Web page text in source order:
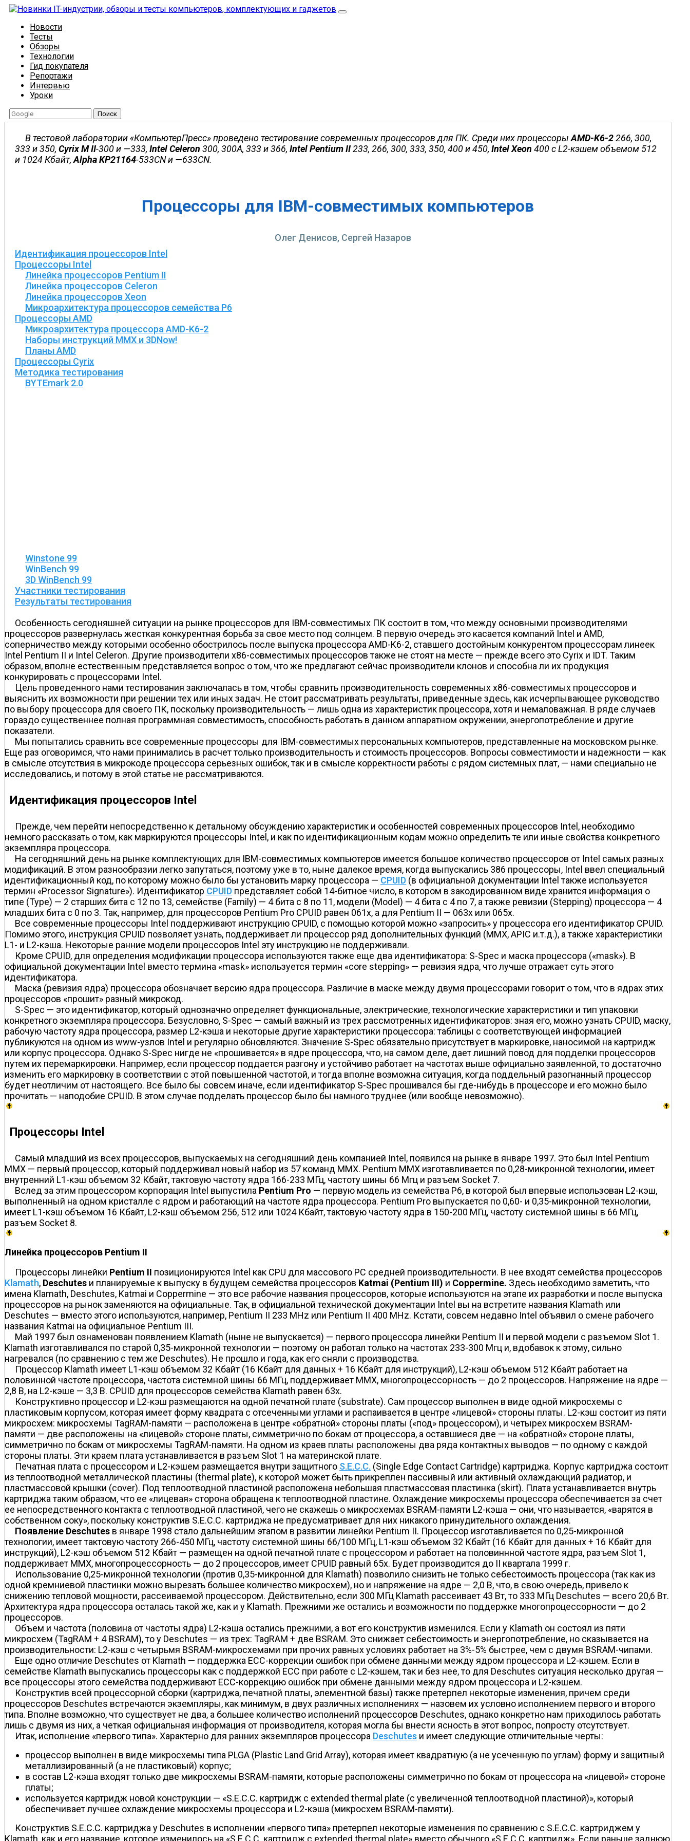
Новости
Тесты
Обзоры
Технологии
Гид покупателя
Репортажи
Интервью
Уроки
Поиск
В тестовой лаборатории «КомпьютерПресс» проведено тестирование современных процессоров для ПК. Среди них процессорыAMD-K6-2266, 300,
333 и 350, Cyrix M II-300 и —333, Intel Celeron 300, 300A, 333 и 366, Intel Pentium II233, 266, 300, 333, 350, 400 и 450, Intel Xeon 400 с L2-кэшем объемом 512
и 1024 Кбайт,Alpha KP21164-533CN и —633CN.
Процессоры для IBM-совместимых компьютеров
Олег Денисов, Сергей Назаров
Идентификация процессоров Intel
Процессоры Intel
Линейка процессоров Pentium II
Линейка процессоров Celeron
Линейка процессоров Xeon
Микроархитектура процессоров семейства P6
Процессоры AMD
Микроархитектура процессора AMD-K6-2
Наборы инструкций MMX и 3DNow!
Планы AMD
Процессоры Cyrix
Методика тестирования
BYTEmark 2.0
Winstone 99
WinBench 99
3D WinBench 99
Участники тестирования
Результаты тестирования
Особенность сегодняшней ситуации на рынке процессоров для IBM-совместимых ПК состоит в том, что между основными производителями
процессоров развернулась жесткая конкурентная борьба за свое место под солнцем. В первую очередь это касается компаний Intel и AMD,
соперничество между которыми особенно обострилось после выпуска процессора AMD-K6-2, ставшего достойным конкурентом процессорам линеек
Intel Pentium II и Intel Celeron. Другие производители x86-совместимых процессоров также не стоят на месте — прежде всего это Cyrix и IDT. Таким
образом, вполне естественным представляется вопрос о том, что же предлагают сейчас производители клонов и способна ли их продукция
конкурировать с процессорами Intel.
Цель проведенного нами тестирования заключалась в том, чтобы сравнить производительность современных x86-совместимых процессоров и
выяснить их возможности при решении тех или иных задач. Не стоит рассматривать результаты, приведенные здесь, как исчерпывающее руководство
по выбору процессора для своего ПК, поскольку производительность — лишь одна из характеристик процессора, хотя и немаловажная. В ряде случаев
гораздо существеннее полная программная совместимость, способность работать в данном аппаратном окружении, энергопотребление и другие
показатели.
Мы попытались сравнить все современные процессоры для IBM-совместимых персональных компьютеров, представленные на московском рынке.
Еще раз оговоримся, что нами принимались в расчет только производительность и стоимость процессоров. Вопросы совместимости и надежности — как
в смысле отсутствия в микрокоде процессора серьезных ошибок, так и в смысле корректности работы с рядом системных плат, — нами специально не
исследовались, и потому в этой статье не рассматриваются.
Идентификация процессоров Intel
Прежде, чем перейти непосредственно к детальному обсуждению характеристик и особенностей современных процессоров Intel, необходимо
немного рассказать о том, как маркируются процессоры Intel, и как по идентификационным кодам можно определить те или иные свойства конкретного
экземпляра процессора.
На сегодняшний день на рынке комплектующих для IBM-совместимых компьютеров имеется большое количество процессоров от Intel самых разных
модификаций. В этом разнообразии легко запутаться, поэтому уже в то, ныне далекое время, когда выпускались 386 процессоры, Intel ввел специальный
идентификационный код, по которому можно было бы установить марку процессора — CPUID (в официальной документации Intel также используется
термин «Processor Signature»). Идентификатор CPUID представляет собой 14-битное число, в котором в закодированном виде хранится информация о
типе (Type) — 2 старших бита с 12 по 13, семействе (Family) — 4 бита с 8 по 11, модели (Model) — 4 бита с 4 по 7, а также ревизии (Stepping) процессора — 4
младших бита с 0 по 3. Так, например, для процессоров Pentium Pro CPUID равен 061x, а для Pentium II — 063x или 065x.
Все современные процессоры Intel поддерживают инструкцию CPUID, с помощью которой можно «запросить» у процессора его идентификатор CPUID.
Помимо этого, инструкция CPUID позволяет узнать, поддерживает ли процессор ряд дополнительных функций (MMX, APIC и.т.д.), а также характеристики
L1- и L2-кэша. Некоторые ранние модели процессоров Intel эту инструкцию не поддерживали.
Кроме CPUID, для определения модификации процессора используются также еще два идентификатора: S-Spec и маска процессора («mask»). В
официальной документации Intel вместо термина «mask» используется термин «core stepping» — ревизия ядра, что лучше отражает суть этого
идентификатора.
Маска (ревизия ядра) процессора обозначает версию ядра процессора. Различие в маске между двумя процессорами говорит о том, что в ядрах этих
процессоров «прошит» разный микрокод.
S-Spec — это идентификатор, который однозначно определяет функциональные, электрические, технологические характеристики и тип упаковки
конкретного экземпляра процессора. Безусловно, S-Spec — самый важный из трех рассмотренных идентификаторов: зная его, можно узнать CPUID, маску,
рабочую частоту ядра процессора, размер L2-кэша и некоторые другие характеристики процессора: таблицы с соответствующей информацией
публикуются на одном из www-узлов Intel и регулярно обновляются. Значение S-Spec обязательно присутствует в маркировке, наносимой на картридж
или корпус процессора. Однако S-Spec нигде не «прошивается» в ядре процессора, что, на самом деле, дает лишний повод для подделки процессоров
путем их перемаркировки. Например, если процессор поддается разгону и устойчиво работает на частотах выше официально заявленной, то достаточно
изменить его маркировку в соответствии с этой повышенной частотой, и тогда вполне возможна ситуация, когда поддельный разогнанный процессор
будет неотличим от настоящего. Все было бы совсем иначе, если идентификатор S-Spec прошивался бы где-нибудь в процессоре и его можно было
прочитать — наподобие CPUID. В этом случае подделать процессор было бы намного труднее (или вообще невозможно).
Процессоры Intel
Самый младший из всех процессоров, выпускаемых на сегодняшний день компанией Intel, появился на рынке в январе 1997. Это был Intel Pentium
MMX — первый процессор, который поддерживал новый набор из 57 команд MMX. Pentium MMX изготавливается по 0,28-микронной технологии, имеет
внутренний L1-кэш объемом 32 Кбайт, тактовую частоту ядра 166-233 МГц, частоту шины 66 Мгц и разъем Socket 7.
Вслед за этим процессором корпорация Intel выпустила Pentium Pro — первую модель из семейства P6, в которой был впервые использован L2-кэш,
выполненный на одном кристалле с ядром и работающий на частоте ядра процессора. Pentium Pro выпускается по 0,60- и 0,35-микронной технологии,
имеет L1-кэш объемом 16 Кбайт, L2-кэш объемом 256, 512 или 1024 Кбайт, тактовую частоту ядра в 150-200 МГц, частоту системной шины в 66 МГц,
разъем Socket 8.
Линейка процессоров Pentium II
Процессоры линейки Pentium II позиционируются Intel как CPU для массового PC средней производительности. В нее входят семейства процессоров
Klamath, Deschutes и планируемые к выпуску в будущем семейства процессоров Katmai (Pentium III) и Coppermine. Здесь необходимо заметить, что
имена Klamath, Deschutes, Katmai и Coppermine — это все рабочие названия процессоров, которые используются на этапе их разработки и после выпуска
процессоров на рынок заменяются на официальные. Так, в официальной технической документации Intel вы на встретите названия Klamath или
Deschutes — вместо этого используются, например, Pentium II 233 MHz или Pentium II 400 MHz. Кстати, совсем недавно Intel объявил о смене рабочего
названия Katmai на официальное Pentium III.
Май 1997 был ознаменован появлением Klamath (ныне не выпускается) — первого процессора линейки Pentium II и первой модели с разъемом Slot 1.
Klamath изготавливался по старой 0,35-микронной технологии — поэтому он работал только на частотах 233-300 Мгц и, вдобавок к этому, сильно
нагревался (по сравнению с тем же Deschutes). Не прошло и года, как его сняли с производства.
Процессор Klamath имеет L1-кэш объемом 32 Кбайт (16 Кбайт для данных + 16 Кбайт для инструкций), L2-кэш объемом 512 Кбайт работает на
половинной частоте процессора, частота системной шины 66 МГц, поддерживает MMX, многопроцессорность — до 2 процессоров. Напряжение на ядре —
2,8 В, на L2-кэше — 3,3 В. CPUID для процессоров семейства Klamath равен 63x.
Конструктивно процессор и L2-кэш размещаются на одной печатной плате (substrate). Сам процессор выполнен в виде одной микросхемы с
пластиковым корпусом, которая имеет форму квадрата с отсеченными углами и распаивается в центре «лицевой» стороны платы. L2-кэш состоит из пяти
микросхем: микросхемы TagRAM-памяти — расположена в центре «обратной» стороны платы («под» процессором), и четырех микросхем BSRAM-
памяти — две расположены на «лицевой» стороне платы, симметрично по бокам от процессора, а оставшиеся две — на «обратной» стороне платы,
симметрично по бокам от микросхемы TagRAM-памяти. На одном из краев платы расположены два ряда контактных выводов — по одному с каждой
стороны платы. Эти краем плата устанавливается в разъем Slot 1 на материнской плате.
Печатная плата с процессором и L2-кэшем размещается внутри защитного S.E.C.C. (Single Edge Contact Cartridge) картриджа. Корпус картриджа состоит
из теплоотводной металлической пластины (thermal plate), к которой может быть прикреплен пассивный или активный охлаждающий радиатор, и
пластмассовой крышки (cover). Под теплоотводной пластиной расположена небольшая пластмассовая пластинка (skirt). Плата устанавливается внутрь
картриджа таким образом, что ее «лицевая» сторона обращена к теплоотводной пластине. Охлаждение микросхемы процессора обеспечивается за счет
ее непосредственного контакта с теплоотводной пластиной, чего не скажешь о микросхемах BSRAM-памяти L2-кэша — они, что называется, «варятся в
собственном соку», поскольку конструктив S.E.C.C. картриджа не предусматривает для них никакого принудительного охлаждения.
Появление Deschutes в январе 1998 стало дальнейшим этапом в развитии линейки Pentium II. Процессор изготавливается по 0,25-микронной
технологии, имеет тактовую частоту 266-450 МГц, частоту системной шины 66/100 МГц, L1-кэш объемом 32 Кбайт (16 Кбайт для данных + 16 Кбайт для
инструкций), L2-кэш объемом 512 Кбайт — размещен на одной печатной плате с процессором и работает на половиннной частоте ядра, разъем Slot 1,
поддерживает MMX, многопроцессорность — до 2 процессоров, имеет CPUID равный 65x. Будет производится до II квартала 1999 г.
Использование 0,25-микронной технологии (против 0,35-микронной для Klamath) позволило снизить не только себестоимость процессора (так как из
одной кремниевой пластинки можно вырезать большее количество микросхем), но и напряжение на ядре — 2,0 В, что, в свою очередь, привело к
снижению тепловой мощности, рассеиваемой процессором. Действительно, если 300 МГц Klamath рассеивает 43 Вт, то 333 МГц Deschutes — всего 20,6 Вт.
Архитектура ядра процессора осталась такой же, как и у Klamath. Прежними же остались и возможности по поддержке многопроцессорности — до 2
процессоров.
Объем и частота (половина от частоты ядра) L2-кэша остались прежними, а вот его конструктив изменился. Если у Klamath он состоял из пяти
микросхем (TagRAM + 4 BSRAM), то у Deschutes — из трех: TagRAM + две BSRAM. Это снижает себестоимость и энергопотребление, но сказывается на
производительности: L2-кэш с четырьмя BSRAM-микросхемами при прочих равных условиях работает на 3%-5% быстрее, чем с двумя BSRAM-чипами.
Еще одно отличие Deschutes от Klamath — поддержка ECC-коррекции ошибок при обмене данными между ядром процессора и L2-кэшем. Если в
семействе Klamath выпускались процессоры как с поддержкой ECC при работе с L2-кэшем, так и без нее, то для Deschutes ситуация несколько другая —
все процессоры этого семейства поддерживают ECC-коррекцию ошибок при обмене данными между ядром процессора и L2-кэшем.
Конструктив всей процессорной сборки (картриджа, печатной платы, элементной базы) также претерпел некоторые изменения, причем среди
процессоров Deschutes встречаются экземпляры, как минимум, в двух различных исполнениях — назовем их условно исполнением первого и второго
типа. Вполне возможно, что существует не два, а большее количество исполнений процессоров Deschutes, однако конкретно нам приходилось работать
лишь с двумя из них, а четкая официальная информация от производителя, которая могла бы внести ясность в этот вопрос, попросту отсутствует.
Итак, исполнение «первого типа». Характерно для ранних экземпляров процессора Deschutes и имеет следующие отличительные черты:
процессор выполнен в виде микросхемы типа PLGA (Plastic Land Grid Array), которая имеет квадратную (а не усеченную по углам) форму и защитный
металлизированный (а не пластиковый) корпус;
в состав L2-кэша входят только две микросхемы BSRAM-памяти, которые расположены симметрично по бокам от процессора на «лицевой» стороне
платы;
используется картридж новой конструкции — «S.E.C.C. картридж с extended thermal plate (с увеличенной теплоотводной пластиной)», который
обеспечивает лучшее охлаждение микросхемы процессора и L2-кэша (микросхем BSRAM-памяти).
Конструктив S.E.C.C. картриджа у Deschutes в исполнении «первого типа» претерпел некоторые изменения по сравнению с S.E.C.C. картриджем у
Klamath, как и его название, которое изменилось на «S.E.C.C. картридж с extended thermal plate» вместо обычного «S.E.C.C. картридж». Если раньше заднюю